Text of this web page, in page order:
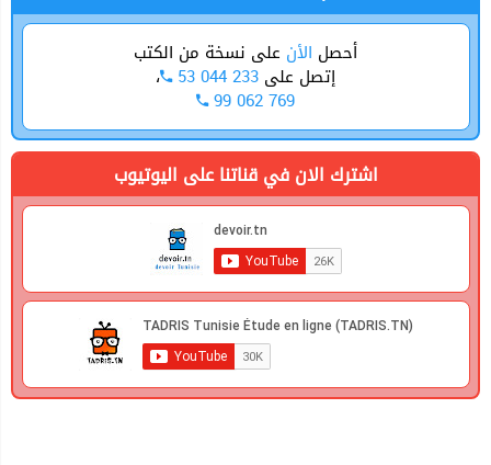
أحصل الأن على نسخة من الكتب
إتصل على 53 044 233 ،
99 062 769
اشترك الان في قناتنا على اليوتيوب